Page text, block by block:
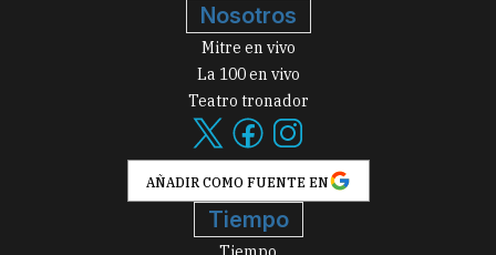
Nosotros
Mitre en vivo
La 100 en vivo
Teatro tronador
AÑADIR COMO FUENTE EN
Tiempo